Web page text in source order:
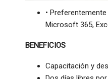
•
Microsoft 365,
BENEFICIOS
Capacitación y